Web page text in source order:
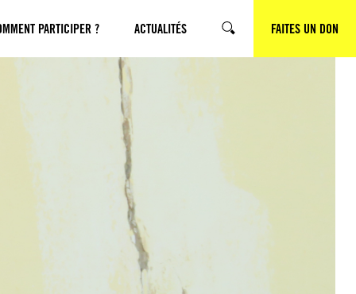
PARTICIPER ? ACTUALITÉS RECHERCHEFAITES UN DON